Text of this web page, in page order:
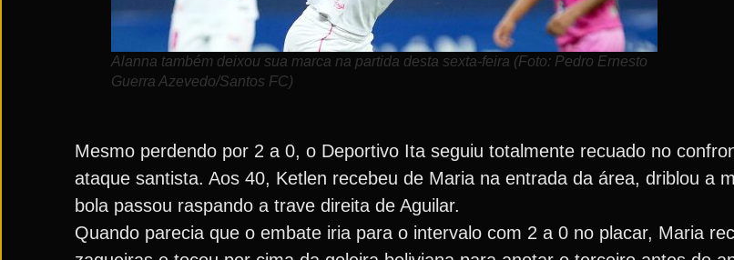
Alanna também deixou sua marca na partida desta sexta-feira (Foto: Pedro Ernesto
Guerra Azevedo/Santos FC)
Mesmo perdendo por 2 a 0, o Deportivo Ita seguiu totalmente recuado no
ataque santista. Aos 40, Ketlen recebeu de Maria na entrada da área, driblou a
bola passou raspando a trave direita de Aguilar.
Quando parecia que o embate iria para o intervalo com 2 a 0 no placar, Maria